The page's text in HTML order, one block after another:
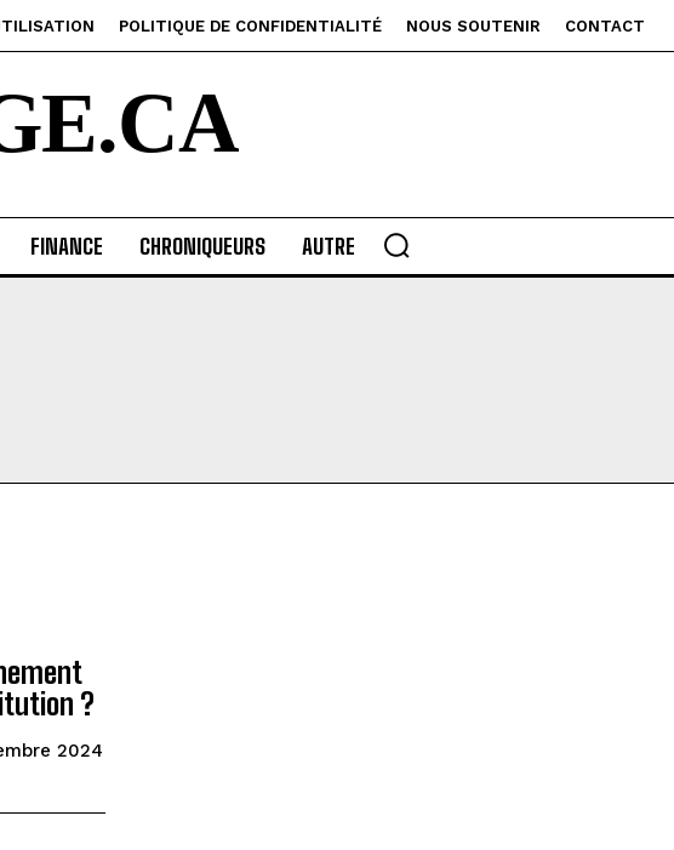
POLITIQUE DE CONFIDENTIALITÉ NOUS SOUTENIR CONTACT
FINANCE CHRONIQUEURS AUTRE
?
2024